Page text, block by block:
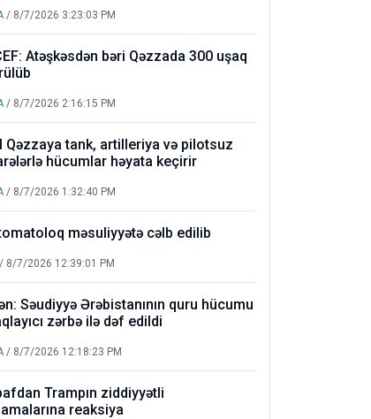
/ 8/7/2026 3:23:03 PM
Atəşkəsdən bəri Qəzzada 300 uşaq
/ 8/7/2026 2:16:15 PM
Qəzzaya tank, artilleriya və pilotsuz
hücumlar həyata keçirir
/ 8/7/2026 1:32:40 PM
məsuliyyətə cəlb edilib
/ 8/7/2026 12:39:01 PM
Səudiyyə Ərəbistanının quru hücumu
zərbə ilə dəf edildi
/ 8/7/2026 12:18:23 PM
Trampın ziddiyyətli
reaksiya